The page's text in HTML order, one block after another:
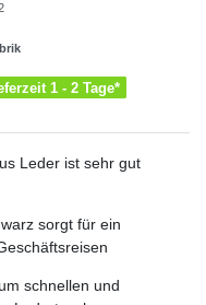
1 - 2 Tage*
Leder ist sehr gut
sorgt für ein
schnellen und